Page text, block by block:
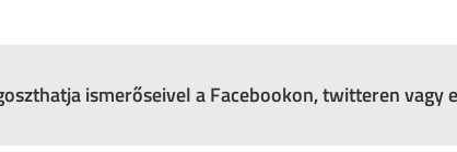
ismerőseivel a Facebookon, twitteren vagy